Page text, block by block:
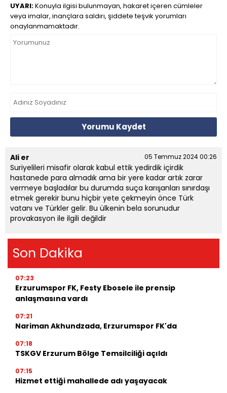
UYARI:Konuyla ilgisi bulunmayan, hakaret içeren cümleler
veya imalar, inançlara saldırı, şiddete teşvik yorumları
onaylanmamaktadır.
Yorumu Kaydet
Ali er 05 Temmuz 2024 00:26
Suriyelileri misafir olarak kabul ettik yedirdik içirdik
hastanede para almadık ama bir yere kadar artık zarar
vermeye başladılar bu durumda suça karışanları sınırdaşı
etmek gerekir bunu hiçbir yete çekmeyin önce Türk
vatanı ve Türkler gelir. Bu ülkenin bela sorunudur
provakasyon ile ilgili değildir
Son Dakika
07:23
Erzurumspor FK, Festy Ebosele ile prensip
anlaşmasına vardı
07:21
Nariman Akhundzada, Erzurumspor FK'da
07:18
TSKGV Erzurum Bölge Temsilciliği açıldı
07:15
Hizmet ettiği mahallede adı yaşayacak